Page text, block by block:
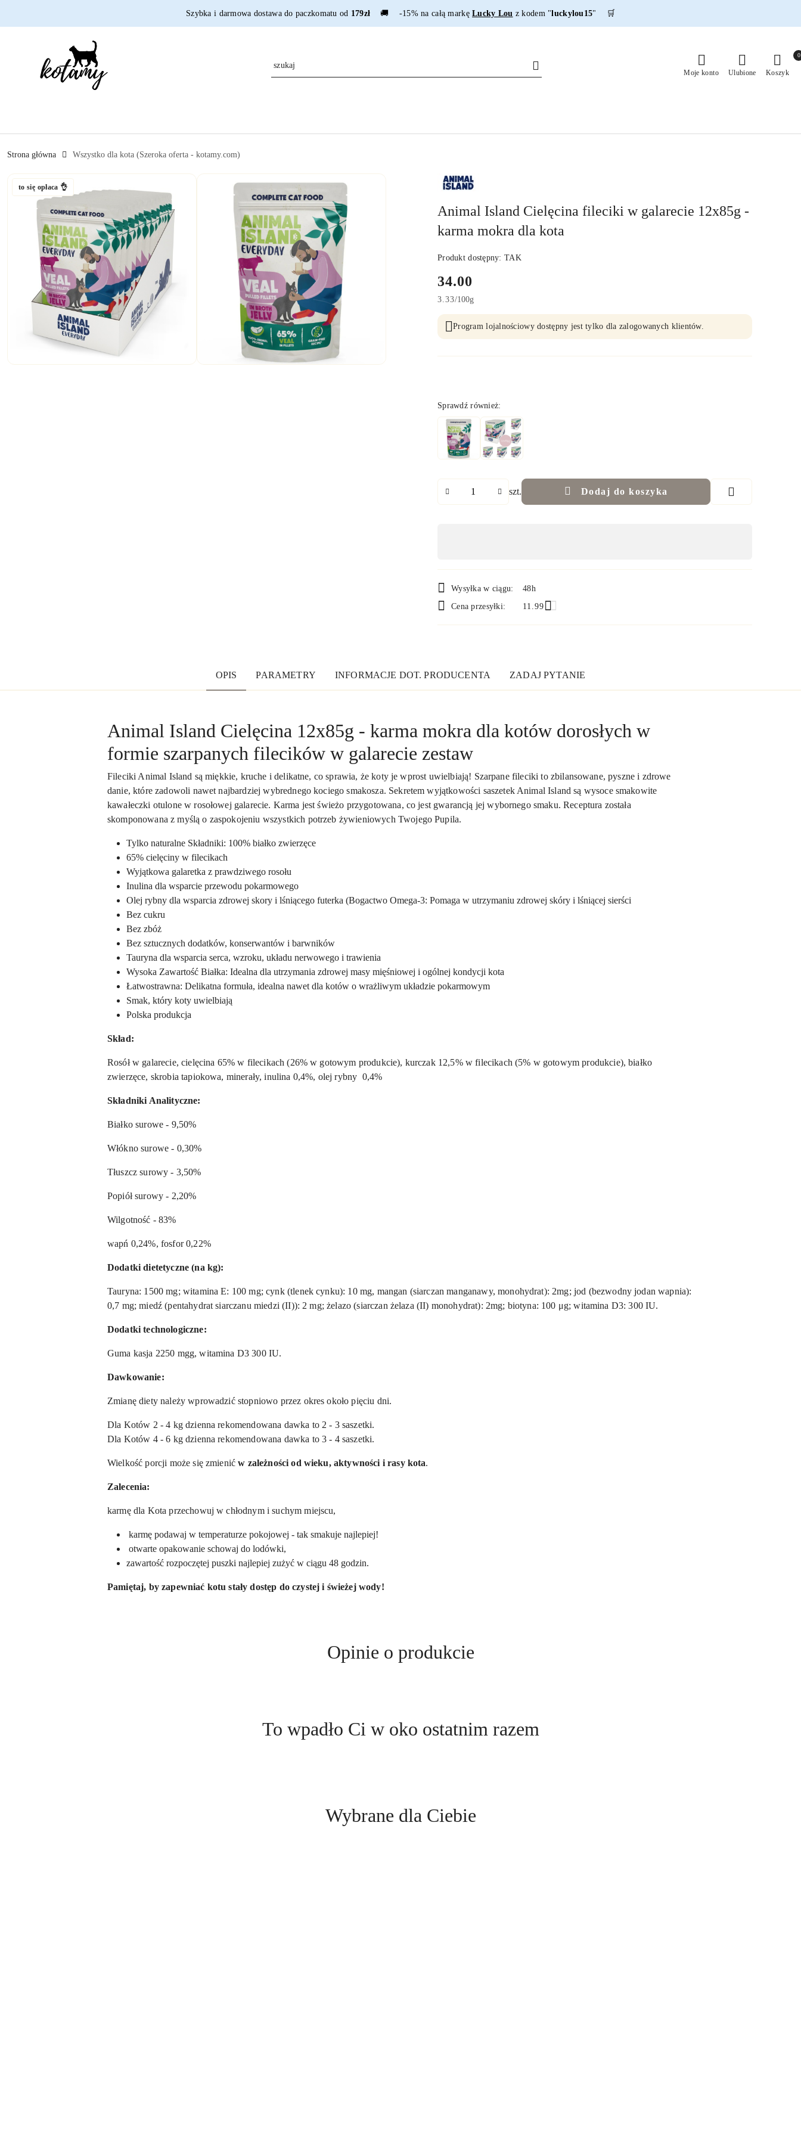
Szybka i darmowa dostawa do paczkomatu od 179zł 🚚 -15% na całą markęLucky Lou z kodem "luckylou15" 🛒
Moje konto Ulubione Koszyk
0
Strona główna Wszystko dla kota (Szeroka oferta - kotamy.com)
to się opłaca 👌
NAZWA
PRODUCENTA:
Animal Island Cielęcina fileciki w galarecie 12x85g -
karma mokra dla kota
Produkt dostępny:TAK
cena:
34.00
3.33/100g
Program lojalnościowy dostępny jest tylko dla zalogowanych klientów.
Wariant
Sprawdź również:
szt. Dodaj do koszyka
płatność
i
dostawa
Wysyłka w ciągu:
48h
Cena przesyłki:
11.99
OPIS PARAMETRY INFORMACJE DOT. PRODUCENTA ZADAJ PYTANIE
Animal Island Cielęcina 12x85g - karma mokra dla kotów dorosłych w
formie szarpanych filecików w galarecie zestaw
Fileciki Animal Island są miękkie, kruche i delikatne, co sprawia, że koty je wprost uwielbiają! Szarpane fileciki to zbilansowane, pyszne i zdrowe
danie, które zadowoli nawet najbardziej wybrednego kociego smakosza. Sekretem wyjątkowości saszetek Animal Island są wysoce smakowite
kawałeczki otulone w rosołowej galarecie. Karma jest świeżo przygotowana, co jest gwarancją jej wybornego smaku. Receptura została
skomponowana z myślą o zaspokojeniu wszystkich potrzeb żywieniowych Twojego Pupila.
Tylko naturalne Składniki: 100% białko zwierzęce
65% cielęciny w filecikach
Wyjątkowa galaretka z prawdziwego rosołu
Inulina dla wsparcie przewodu pokarmowego
Olej rybny dla wsparcia zdrowej skory i lśniącego futerka (Bogactwo Omega-3: Pomaga w utrzymaniu zdrowej skóry i lśniącej sierści
Bez cukru
Bez zbóż
Bez sztucznych dodatków, konserwantów i barwników
Tauryna dla wsparcia serca, wzroku, układu nerwowego i trawienia
Wysoka Zawartość Białka: Idealna dla utrzymania zdrowej masy mięśniowej i ogólnej kondycji kota
Łatwostrawna: Delikatna formuła, idealna nawet dla kotów o wrażliwym układzie pokarmowym
Smak, który koty uwielbiają
Polska produkcja
Skład:
Rosół w galarecie, cielęcina 65% w filecikach (26% w gotowym produkcie), kurczak 12,5% w filecikach (5% w gotowym produkcie), białko
zwierzęce, skrobia tapiokowa, minerały, inulina 0,4%, olej rybny 0,4%
Składniki Analityczne:
Białko surowe - 9,50%
Włókno surowe - 0,30%
Tłuszcz surowy - 3,50%
Popiół surowy - 2,20%
Wilgotność - 83%
wapń 0,24%, fosfor 0,22%
Dodatki dietetyczne (na kg):
Tauryna: 1500 mg; witamina E: 100 mg; cynk (tlenek cynku): 10 mg, mangan (siarczan manganawy, monohydrat): 2mg; jod (bezwodny jodan wapnia):
0,7 mg; miedź (pentahydrat siarczanu miedzi (II)): 2 mg; żelazo (siarczan żelaza (II) monohydrat): 2mg; biotyna: 100 μg; witamina D3: 300 IU.
Dodatki technologiczne:
Guma kasja 2250 mgg, witamina D3 300 IU.
Dawkowanie:
Zmianę diety należy wprowadzić stopniowo przez okres około pięciu dni.
Dla Kotów 2 - 4 kg dzienna rekomendowana dawka to 2 - 3 saszetki.
Dla Kotów 4 - 6 kg dzienna rekomendowana dawka to 3 - 4 saszetki.
Wielkość porcji może się zmienićw zależności od wieku, aktywności i rasy kota.
Zalecenia:
karmę dla Kota przechowuj w chłodnym i suchym miejscu,
karmę podawaj w temperaturze pokojowej - tak smakuje najlepiej!
otwarte opakowanie schowaj do lodówki,
zawartość rozpoczętej puszki najlepiej zużyć w ciągu 48 godzin.
Pamiętaj, by zapewniać kotu stały dostęp do czystej i świeżej wody!
Opinie o produkcie
Produkty
To wpadło Ci w oko ostatnim razem
Produkty
Wybrane dla Ciebie